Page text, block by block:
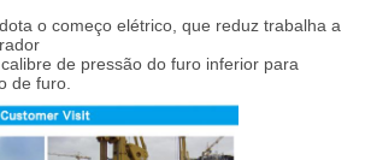
o começo elétrico, que reduz trabalha a
de pressão do furo inferior para
de furo.